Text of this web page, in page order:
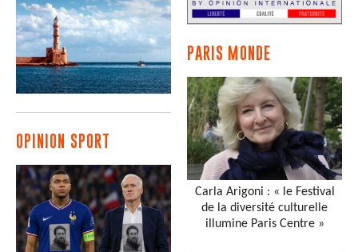
OPINION SPORT
PARIS MONDE
Carla Arigoni : « le Festival
de la diversité culturelle
illumine Paris Centre »